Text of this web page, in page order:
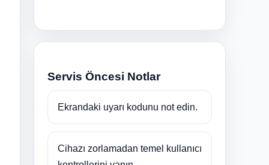
Servis Öncesi Notlar
Ekrandaki uyarı kodunu not edin.
Cihazı zorlamadan temel kullanıcı